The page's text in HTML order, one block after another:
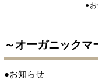
●
～オーガニック
●お知らせ